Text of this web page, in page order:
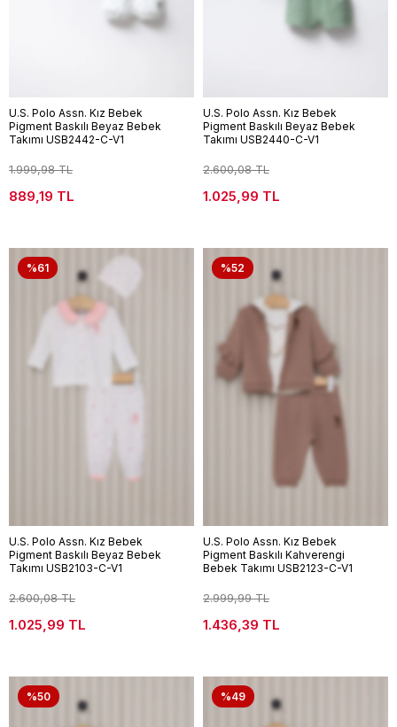
U.S. Polo Assn. Kız Bebek
Pigment Baskılı Beyaz Bebek
Takımı USB2442-C-V1
1.999,98 TL
889,19 TL
U.S. Polo Assn. Kız Bebek
Pigment Baskılı Beyaz Bebek
Takımı USB2440-C-V1
2.600,08 TL
1.025,99 TL
%61
U.S. Polo Assn. Kız Bebek
Pigment Baskılı Beyaz Bebek
Takımı USB2103-C-V1
2.600,08 TL
1.025,99 TL
%52
U.S. Polo Assn. Kız Bebek
Pigment Baskılı Kahverengi
Bebek Takımı USB2123-C-V1
2.999,99 TL
1.436,39 TL
%50 %49